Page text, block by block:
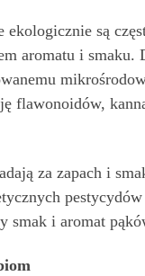
ekologicznie są
aromatu i smaku.
flawonoidów,
za zapach i
smak i aromat